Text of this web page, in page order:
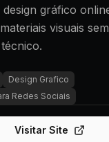
design gráfico
visuais sem
Design Grafico
Redes Sociais
Visitar Site